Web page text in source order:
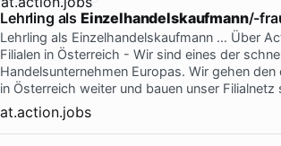
Lehrling als Einzelhandelskaufmann/-
Lehrling als Einzelhandelskaufmann … Über
Filialen in Österreich - Wir sind eines der
Handelsunternehmen Europas. Wir gehen den
in Österreich weiter und bauen unser Filialnetz
at.action.jobs